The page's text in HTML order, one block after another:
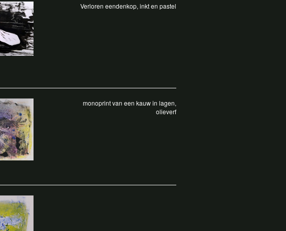
Verloren eendenkop, inkt en pastel
monoprint van een kauw in lagen,
olieverf